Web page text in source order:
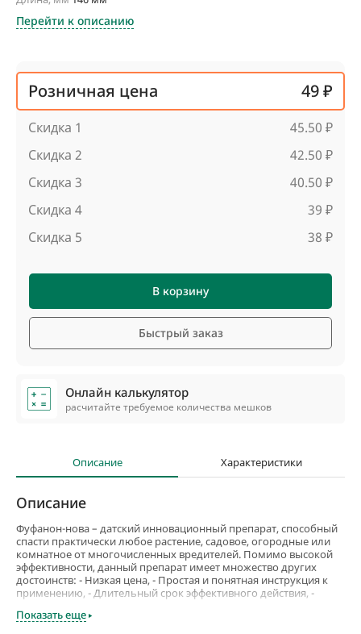
Перейти к описанию
Розничная цена 49 ₽
Скидка 1
45.50 ₽
Скидка 2
42.50 ₽
Скидка 3
40.50 ₽
Скидка 4
39 ₽
Скидка 5
38 ₽
В корзину
Быстрый заказ
Онлайн калькулятор
расчитайте требуемое количества мешков
Описание Характеристики
Описание
Фуфанон-нова – датский инновационный препарат, способный
спасти практически любое растение, садовое, огородные или
комнатное от многочисленных вредителей. Помимо высокой
эффективности, данный препарат имеет множество других
достоинств: - Низкая цена, - Простая и понятная инструкция к
применению, - Длительный срок эффективного действия, -
современный инсектицид контактно-кишечного действия.
Показать еще